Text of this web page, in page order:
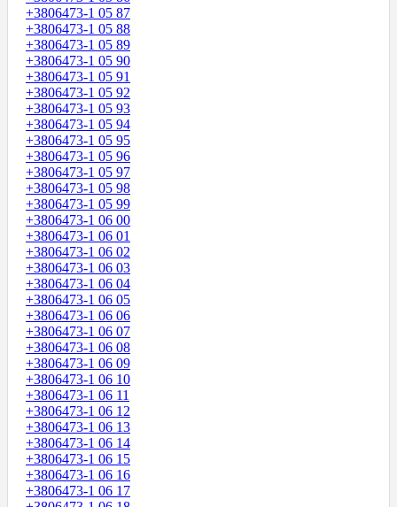
+3806473-1 05 87
+3806473-1 05 88
+3806473-1 05 89
+3806473-1 05 90
+3806473-1 05 91
+3806473-1 05 92
+3806473-1 05 93
+3806473-1 05 94
+3806473-1 05 95
+3806473-1 05 96
+3806473-1 05 97
+3806473-1 05 98
+3806473-1 05 99
+3806473-1 06 00
+3806473-1 06 01
+3806473-1 06 02
+3806473-1 06 03
+3806473-1 06 04
+3806473-1 06 05
+3806473-1 06 06
+3806473-1 06 07
+3806473-1 06 08
+3806473-1 06 09
+3806473-1 06 10
+3806473-1 06 11
+3806473-1 06 12
+3806473-1 06 13
+3806473-1 06 14
+3806473-1 06 15
+3806473-1 06 16
+3806473-1 06 17